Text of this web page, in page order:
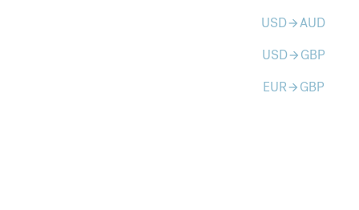
USDarrow_forwardAUD
USDarrow_forward GBP
EURarrow_forward GBP